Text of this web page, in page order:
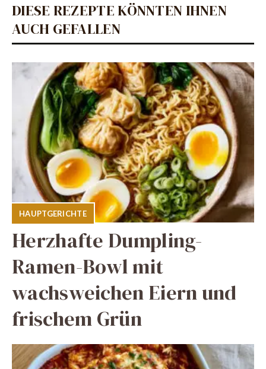
DIESE REZEPTE KÖNNTEN IHNEN
AUCH GEFALLEN
HAUPTGERICHTE
Herzhafte Dumpling-
Ramen-Bowl mit
wachsweichen Eiern und
frischem Grün